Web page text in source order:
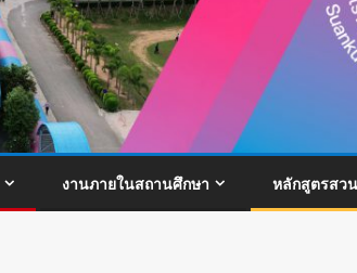
งานภายในสถานศึกษา หลักสูตรสว